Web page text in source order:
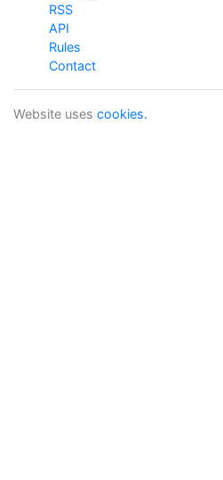
RSS
API
Rules
Contact
Website uses cookies.